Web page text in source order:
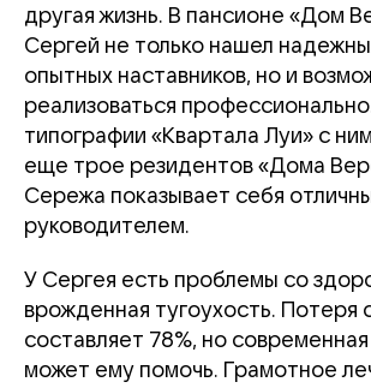
другая жизнь. В пансионе «Дом
Сергей не только нашел
опытных наставников, но и
реализоваться
типографии «Квартала Луи» с
еще трое резидентов «Дома
Сережа показывает себя
руководителем.
У Сергея есть проблемы со
врожденная тугоухость. Потеря
составляет 78%, но
может ему помочь. Грамотное